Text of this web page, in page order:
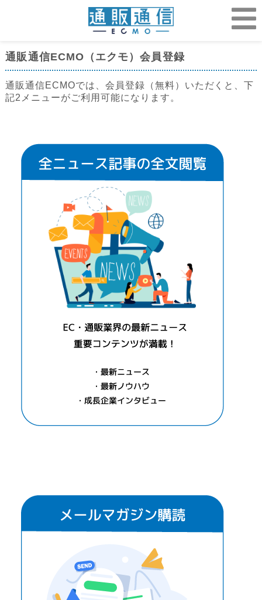
通販通信ECMO（エクモ）会員登録
通販通信ECMOでは、会員登録（無料）いただくと、下
記2メニューがご利用可能になります。